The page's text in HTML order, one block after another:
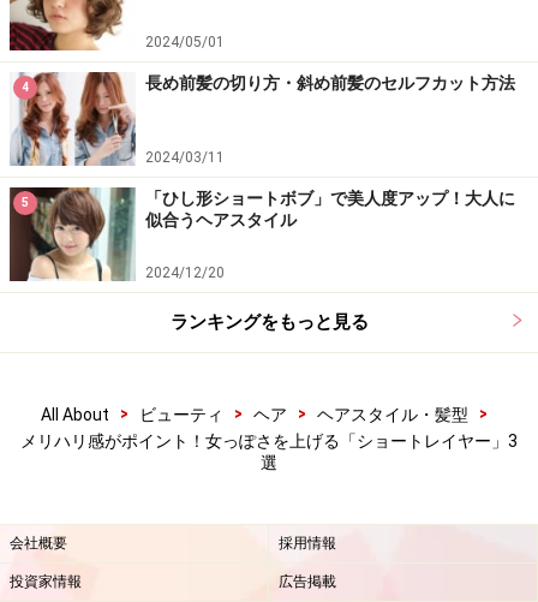
2024/05/01
4 長め前髪の切り方・斜め前髪のセルフカット方法
2024/03/11
5
「ひし形ショートボブ」で美人度アップ！大人に
似合うヘアスタイル
2024/12/20
ランキングをもっと見る
All About > ビューティ > ヘア > ヘアスタイル・髪型
>
メリハリ感がポイント！女っぽさを上げる「ショートレイヤー」3
選
会社概要 採用情報
投資家情報 広告掲載